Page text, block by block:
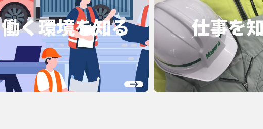
働く環境を知る 仕事を